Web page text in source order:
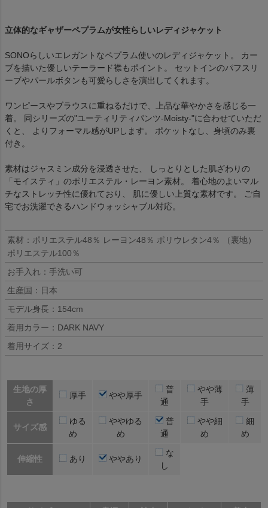
立体的なギャザーペプラムが女性らしいレディジャケット
SONOらしいエレガントなペプラム使いのレディジャケット。 カー
ブを描いた優しいテーラード襟もポイント。 セットインのパフスリ
ーブやパールボタンも可愛らしさを演出してくれます。
ワンピースやブラウスに重ねるだけで、上品な華やかさを感じる一
着。 同シリーズの"ユーティリティパンツ-Moisty-"に合わせていただ
くと、 よりフォーマル感がUPします。 ポケットなし、身頃のみ裏
付き。
素材はジャスミン成分を浸透させた、 しっとりとした肌ざわりの
「モイスティ」のポリエステル・レーヨン素材。 着心地のよいマル
チなストレッチ性に優れており、 肌に優しい上質な素材です。 ご自
宅でお洗濯できるハンドウォッシャブル対応。
素材：ポリエステル48％ レーヨン48％ ポリウレタン4％ （裏地）
ポリエステル100％
お手入れ：手洗い可
生産国：日本
モデル身長：154cm
着用カラー：DARK NAVY
着用サイズ：2
生地の厚
さ
厚手 やや厚手
普
通
やや薄
手
薄
手
サイズ感
ゆる
め
ややゆる
め
普
通
やや細
め
細
め
伸縮性 あり ややあり
な
し